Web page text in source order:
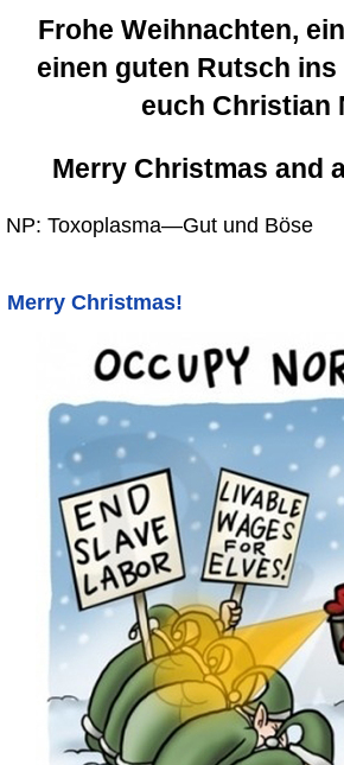
Frohe Weihnachten,
einen guten Rutsch
euch Christian
Merry Christmas and
NP: Toxoplasma—Gut und Böse
Merry Christmas!